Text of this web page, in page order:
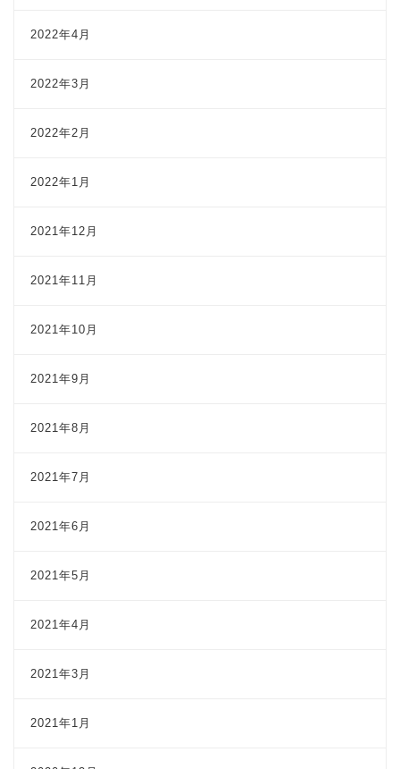
2022年4月
2022年3月
2022年2月
2022年1月
2021年12月
2021年11月
2021年10月
2021年9月
2021年8月
2021年7月
2021年6月
2021年5月
2021年4月
2021年3月
2021年1月